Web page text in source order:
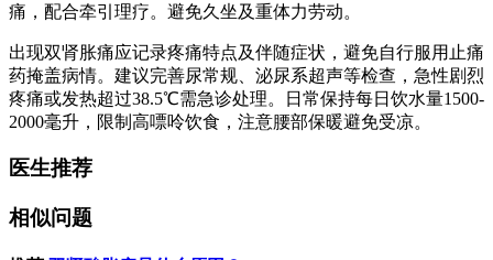
痛，配合牵引理疗。避免久坐及重体力劳动。
出现双肾胀痛应记录疼痛特点及伴随症状，避免自行服用止痛
药掩盖病情。建议完善尿常规、泌尿系超声等检查，急性剧烈
疼痛或发热超过38.5℃需急诊处理。日常保持每日饮水量1500-
2000毫升，限制高嘌呤饮食，注意腰部保暖避免受凉。
医生推荐
相似问题